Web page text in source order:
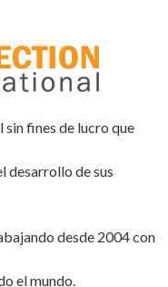
fines de lucro que
desarrollo de sus
desde 2004 con
el mundo.